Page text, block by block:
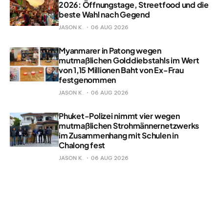
2026: Öffnungstage, Streetfood und die
beste Wahl nach Gegend
JASON K. 06 AUG 2026
Myanmarer in Patong wegen
mutmaßlichen Golddiebstahls im Wert
von 1,15 Millionen Baht von Ex-Frau
festgenommen
JASON K. 06 AUG 2026
Phuket-Polizei nimmt vier wegen
mutmaßlichen Strohmännernetzwerks
im Zusammenhang mit Schulen in
Chalong fest
JASON K. 06 AUG 2026